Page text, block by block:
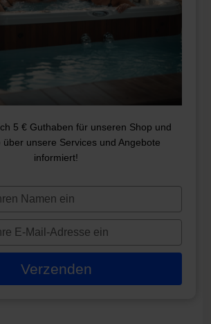
UMWÄLZPUMPE
5 € Guthaben für unseren Shop und
über unsere Services und Angebote
informiert!
Verzenden